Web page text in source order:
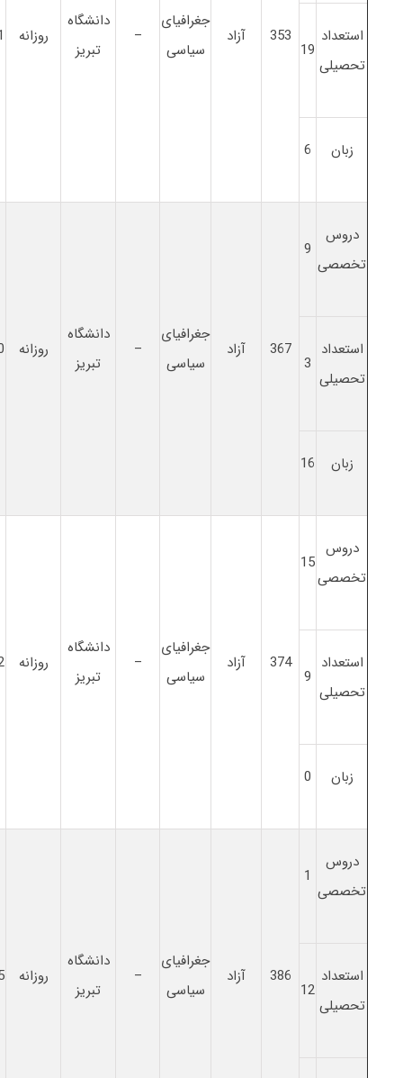
353 آزاد
جغرافیای
سیاسی
–
دانشگاه
تبریز
روزانه
استعداد
تحصیلی
19
زبان 6
دروس
تخصصی
9
367 آزاد
جغرافیای
سیاسی
–
دانشگاه
تبریز
روزانه
استعداد
تحصیلی
3
زبان 16
دروس
تخصصی
15
374 آزاد
جغرافیای
سیاسی
–
دانشگاه
تبریز
روزانه
استعداد
تحصیلی
9
زبان 0
دروس
تخصصی
1
386 آزاد
جغرافیای
سیاسی
–
دانشگاه
تبریز
روزانه
استعداد
تحصیلی
12